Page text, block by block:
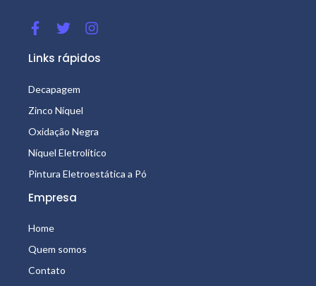
Links rápidos
Decapagem
Zinco Níquel
Oxidação Negra
Níquel Eletrolítico
Pintura Eletroestática a Pó
Empresa
Home
Quem somos
Contato